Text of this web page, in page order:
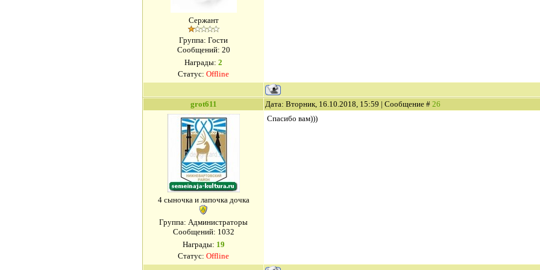
Сержант
Группа: Гости
Сообщений: 20
Награды: 2
Статус: Offline
grot611 Дата: Вторник, 16.10.2018, 15:59 | Сообщение # 26
4 сыночка и лапочка дочка
Группа: Администраторы
Сообщений: 1032
Награды: 19
Статус: Offline
Спасибо вам)))